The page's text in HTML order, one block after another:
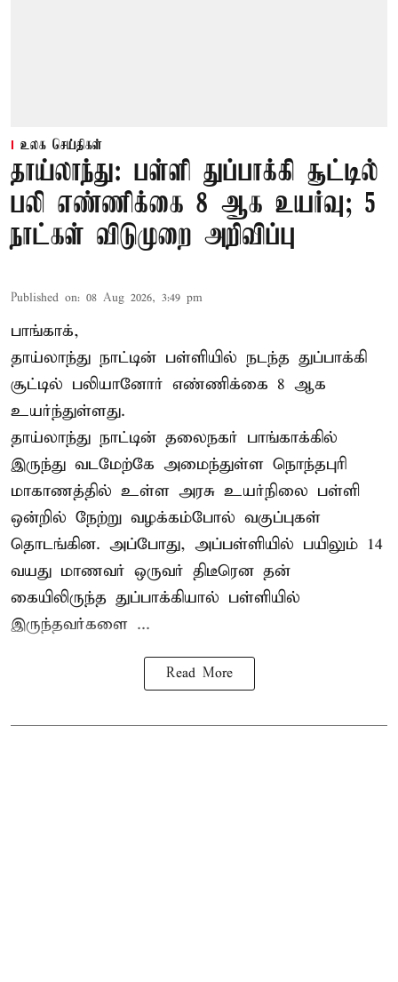
உலக செய்திகள்
தாய்லாந்து: பள்ளி துப்பாக்கி சூட்டில்
பலி எண்ணிக்கை 8 ஆக உயர்வு; 5
நாட்கள் விடுமுறை அறிவிப்பு
Published on: 08 Aug 2026, 3:49 pm
பாங்காக்,
தாய்லாந்து நாட்டின் பள்ளியில் நடந்த துப்பாக்கி
சூட்டில் பலியானோர் எண்ணிக்கை 8 ஆக
உயர்ந்துள்ளது.
தாய்லாந்து நாட்டின் தலைநகர் பாங்காக்கில்
இருந்து வடமேற்கே அமைந்துள்ள நொந்தபுரி
மாகாணத்தில் உள்ள அரசு உயர்நிலை பள்ளி
ஒன்றில் நேற்று வழக்கம்போல் வகுப்புகள்
தொடங்கின. அப்போது, அப்பள்ளியில் பயிலும் 14
வயது மாணவர் ஒருவர் திடீரென தன்
கையிலிருந்த துப்பாக்கியால் பள்ளியில்
இருந்தவர்களை ...
Read More